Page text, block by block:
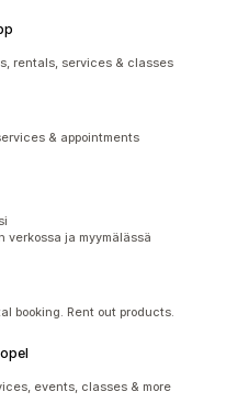
rentals, services & classes
& appointments
verkossa ja myymälässä
booking. Rent out products.
events, classes & more